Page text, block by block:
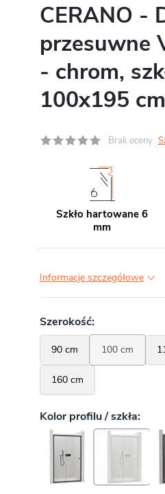
CERANO -
przesuwne
- chrom,
100x195 cm
Brak oceny
Szkło hartowane 6
mm
Informacje szczegółowe